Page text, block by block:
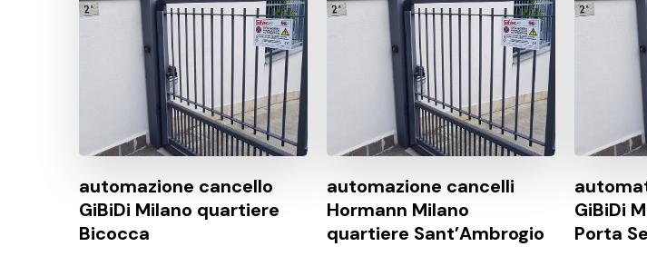
automazione cancello
GiBiDi Milano quartiere
Bicocca
automazione cancelli
Hormann Milano
quartiere Sant’Ambrogio
GiBiDi
Porta